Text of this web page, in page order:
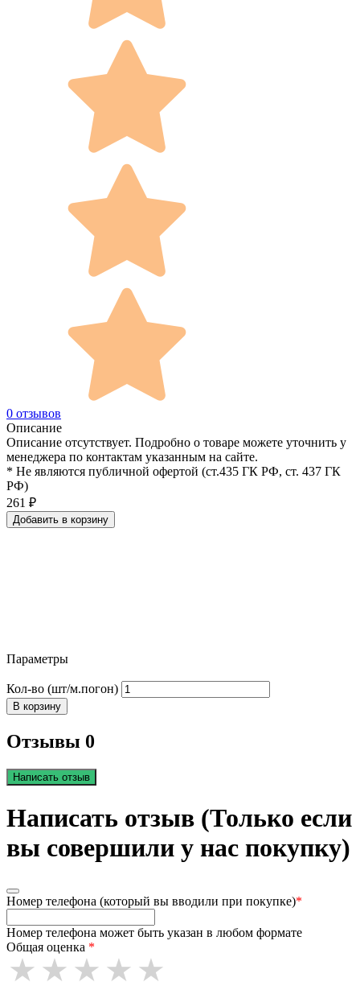
0 отзывов
Описание
Описание отсутствует. Подробно о товаре можете уточнить у
менеджера по контактам указанным на сайте.
* Не являются публичной офертой (ст.435 ГК РФ, cт. 437 ГК
РФ)
261 ₽
Добавить в корзину
Параметры
Кол-во (шт/м.погон)
В корзину
Отзывы 0
Написать отзыв
Написать отзыв (Только если
вы совершили у нас покупку)
Номер телефона (который вы вводили при покупке)*
Номер телефона может быть указан в любом формате
Общая оценка *